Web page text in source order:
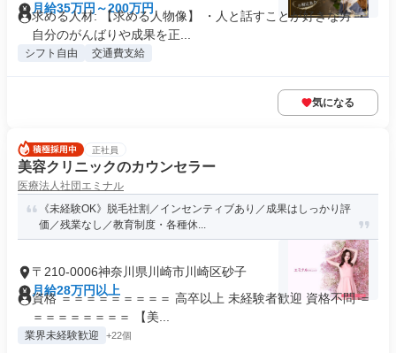
月給35万円～200万円
求める人材: 【求める人物像】 ・人と話すことが好きな方 ・
自分のがんばりや成果を正...
シフト自由 交通費支給
気になる
正社員
美容クリニックのカウンセラー
医療法人社団エミナル
《未経験OK》脱毛社割／インセンティブあり／成果はしっかり評
価／残業なし／教育制度・各種休...
〒210-0006神奈川県川崎市川崎区砂子
月給28万円以上
資格 ＝＝＝＝＝＝＝＝＝ 高卒以上 未経験者歓迎 資格不問 ＝
＝＝＝＝＝＝＝＝ 【美...
業界未経験歓迎 +22個